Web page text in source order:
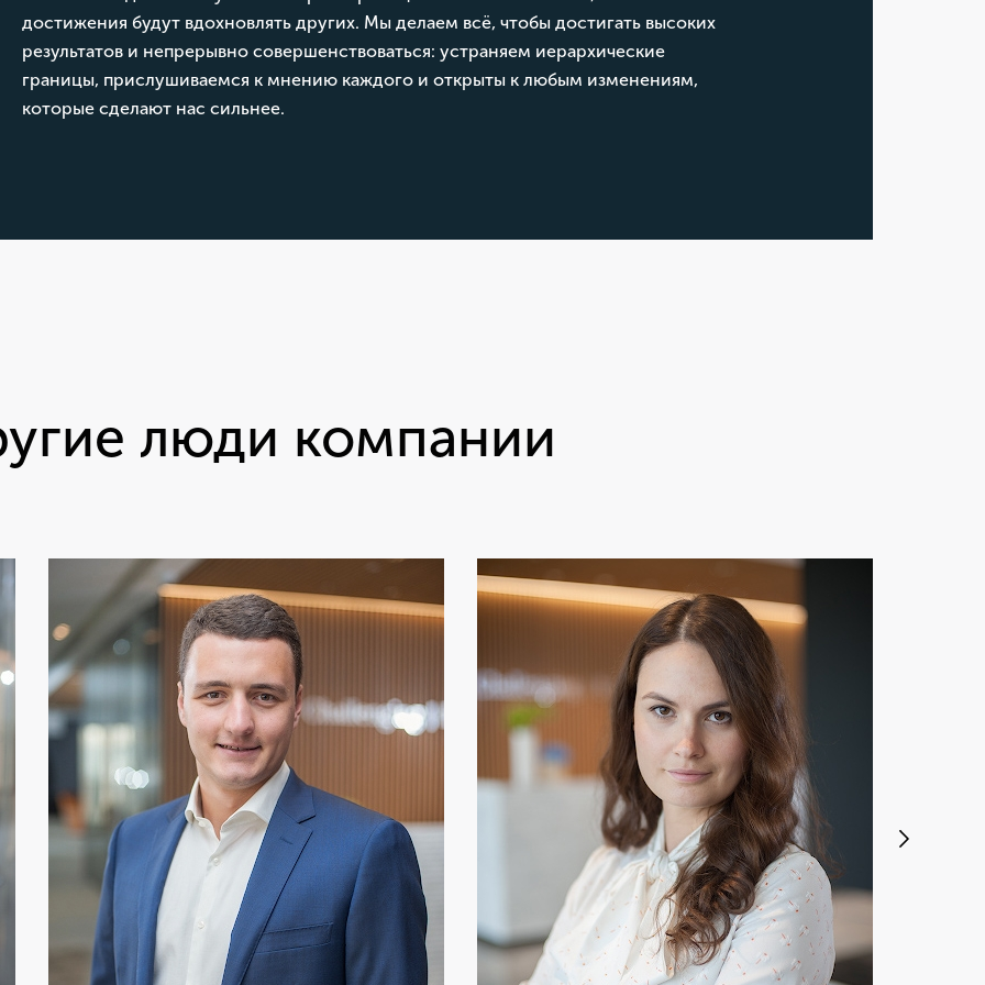
достижения будут вдохновлять других. Мы делаем всё, чтобы достигать высоких
результатов и непрерывно совершенствоваться: устраняем иерархические
границы, прислушиваемся к мнению каждого и открыты к любым изменениям,
которые сделают нас сильнее.
люди компании